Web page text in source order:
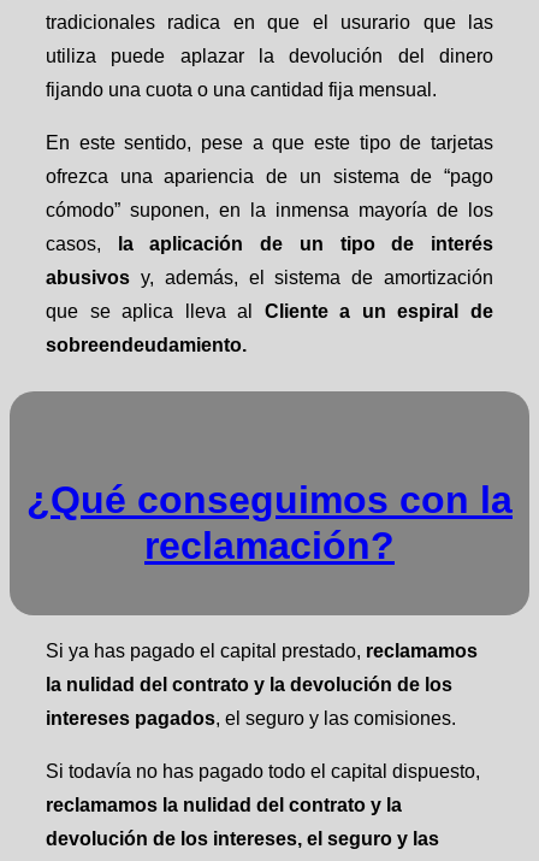
tradicionales radica en que el usurario que las
utiliza puede aplazar la devolución del dinero
fijando una cuota o una cantidad fija mensual.
En este sentido, pese a que este tipo de tarjetas
ofrezca una apariencia de un sistema de “pago
cómodo” suponen, en la inmensa mayoría de los
casos,
la aplicación de un tipo de interés
abusivos y, además, el sistema de amortización
que se aplica lleva al Cliente a un espiral de
sobreendeudamiento.
¿Qué conseguimos con la
reclamación?
Si ya has pagado el capital prestado, reclamamos
la nulidad del contrato y la devolución de los
intereses pagados, el seguro y las comisiones.
Si todavía no has pagado todo el capital dispuesto,
reclamamos la nulidad del contrato y la
devolución de los intereses, el seguro y las